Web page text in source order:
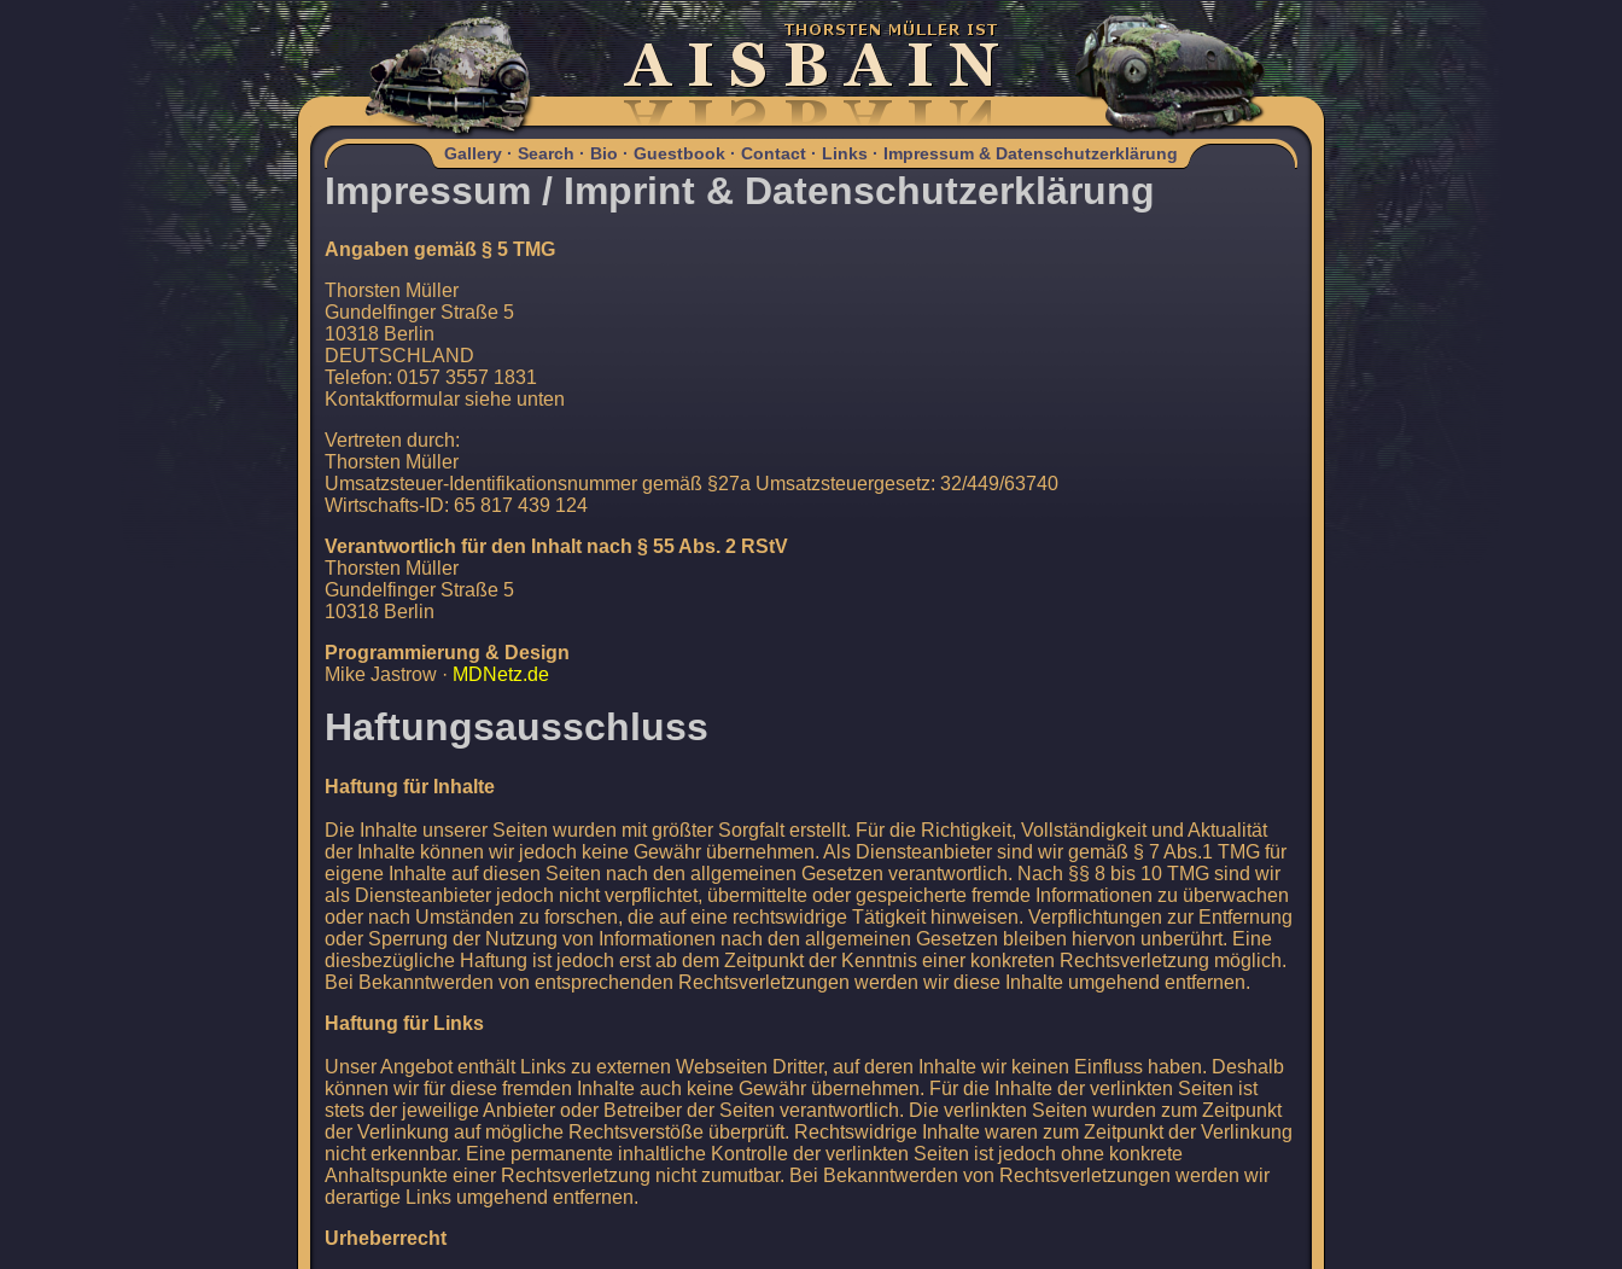
Gallery · Search · Bio · Guestbook · Contact · Links · Impressum & Datenschutzerklärung
Impressum / Imprint & Datenschutzerklärung
Angaben gemäß § 5 TMG
Thorsten Müller
Gundelfinger Straße 5
10318 Berlin
DEUTSCHLAND
Telefon: 0157 3557 1831
Kontaktformular siehe unten
Vertreten durch:
Thorsten Müller
Umsatzsteuer-Identifikationsnummer gemäß §27a Umsatzsteuergesetz: 32/449/63740
Wirtschafts-ID: 65 817 439 124
Verantwortlich für den Inhalt nach § 55 Abs. 2 RStV
Thorsten Müller
Gundelfinger Straße 5
10318 Berlin
Programmierung & Design
Mike Jastrow · MDNetz.de
Haftungsausschluss
Haftung für Inhalte
Die Inhalte unserer Seiten wurden mit größter Sorgfalt erstellt. Für die Richtigkeit, Vollständigkeit und Aktualität
der Inhalte können wir jedoch keine Gewähr übernehmen. Als Diensteanbieter sind wir gemäß § 7 Abs.1 TMG für
eigene Inhalte auf diesen Seiten nach den allgemeinen Gesetzen verantwortlich. Nach §§ 8 bis 10 TMG sind wir
als Diensteanbieter jedoch nicht verpflichtet, übermittelte oder gespeicherte fremde Informationen zu überwachen
oder nach Umständen zu forschen, die auf eine rechtswidrige Tätigkeit hinweisen. Verpflichtungen zur Entfernung
oder Sperrung der Nutzung von Informationen nach den allgemeinen Gesetzen bleiben hiervon unberührt. Eine
diesbezügliche Haftung ist jedoch erst ab dem Zeitpunkt der Kenntnis einer konkreten Rechtsverletzung möglich.
Bei Bekanntwerden von entsprechenden Rechtsverletzungen werden wir diese Inhalte umgehend entfernen.
Haftung für Links
Unser Angebot enthält Links zu externen Webseiten Dritter, auf deren Inhalte wir keinen Einfluss haben. Deshalb
können wir für diese fremden Inhalte auch keine Gewähr übernehmen. Für die Inhalte der verlinkten Seiten ist
stets der jeweilige Anbieter oder Betreiber der Seiten verantwortlich. Die verlinkten Seiten wurden zum Zeitpunkt
der Verlinkung auf mögliche Rechtsverstöße überprüft. Rechtswidrige Inhalte waren zum Zeitpunkt der Verlinkung
nicht erkennbar. Eine permanente inhaltliche Kontrolle der verlinkten Seiten ist jedoch ohne konkrete
Anhaltspunkte einer Rechtsverletzung nicht zumutbar. Bei Bekanntwerden von Rechtsverletzungen werden wir
derartige Links umgehend entfernen.
Urheberrecht